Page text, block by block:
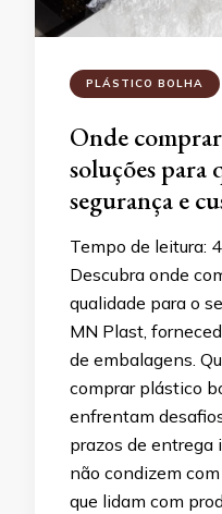
PLÁSTICO BOLHA
Onde
soluções para
segurança e
Tempo de leitura: 4
Descubra onde
qualidade para o
MN Plast,
de embalagens.
comprar plástico
enfrentam
prazos de entrega
não condizem
que lidam com